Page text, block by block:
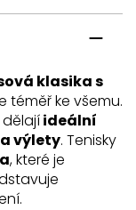
klasika s
téměř ke všemu.
ideální
výlety. Tenisky
, které je